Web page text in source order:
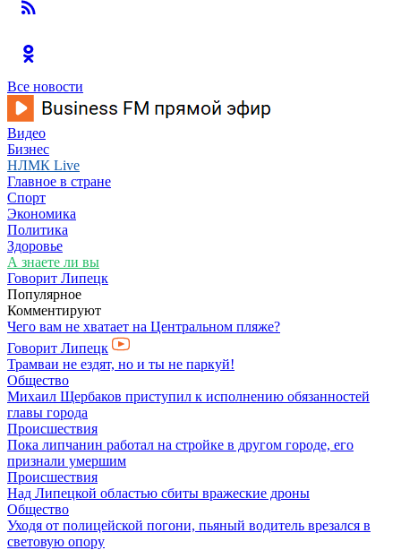
Все новости
Видео
Бизнес
НЛМК Live
Главное в стране
Спорт
Экономика
Политика
Здоровье
А знаете ли вы
Говорит Липецк
Популярное
Комментируют
Чего вам не хватает на Центральном пляже?
Говорит Липецк
Трамваи не ездят, но и ты не паркуй!
Общество
Михаил Щербаков приступил к исполнению обязанностей
главы города
Происшествия
Пока липчанин работал на стройке в другом городе, его
признали умершим
Происшествия
Над Липецкой областью сбиты вражеские дроны
Общество
Уходя от полицейской погони, пьяный водитель врезался в
световую опору